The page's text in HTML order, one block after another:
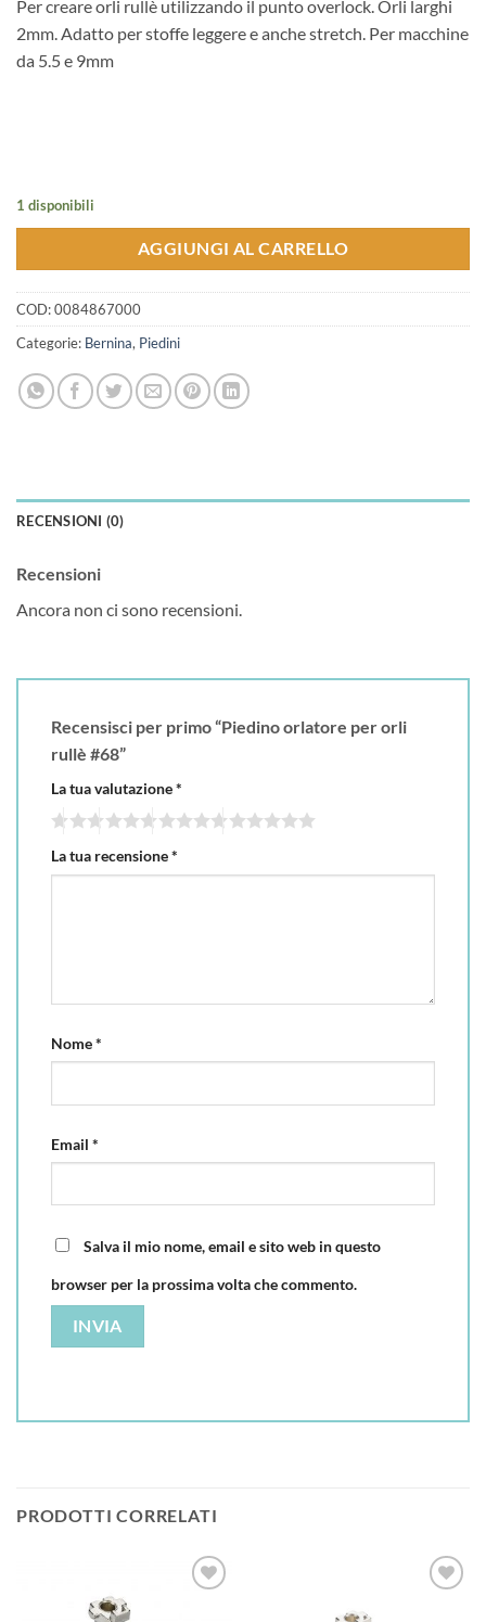
Per creare orli rullè utilizzando il punto overlock. Orli larghi
2mm. Adatto per stoffe leggere e anche stretch. Per macchine
da 5.5 e 9mm
1 disponibili
AGGIUNGI AL CARRELLO
COD:0084867000
Categorie: Bernina, Piedini
RECENSIONI (0)
Recensioni
Ancora non ci sono recensioni.
Recensisci per primo “Piedino orlatore per orli
rullè #68”
La tua valutazione*
La tua recensione*
Nome*
Email *
Salva il mio nome, email e sito web in questo
browser per la prossima volta che commento.
PRODOTTI CORRELATI